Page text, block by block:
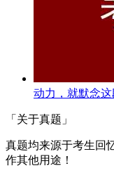
动力，就默念
「关于真题」
真题均来源于考生回
作其他用途！